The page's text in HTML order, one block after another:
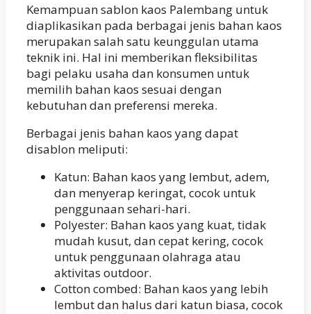
Kemampuan sablon kaos Palembang untuk
diaplikasikan pada berbagai jenis bahan kaos
merupakan salah satu keunggulan utama
teknik ini. Hal ini memberikan fleksibilitas
bagi pelaku usaha dan konsumen untuk
memilih bahan kaos sesuai dengan
kebutuhan dan preferensi mereka.
Berbagai jenis bahan kaos yang dapat
disablon meliputi:
Katun: Bahan kaos yang lembut, adem,
dan menyerap keringat, cocok untuk
penggunaan sehari-hari.
Polyester: Bahan kaos yang kuat, tidak
mudah kusut, dan cepat kering, cocok
untuk penggunaan olahraga atau
aktivitas outdoor.
Cotton combed: Bahan kaos yang lebih
lembut dan halus dari katun biasa, cocok